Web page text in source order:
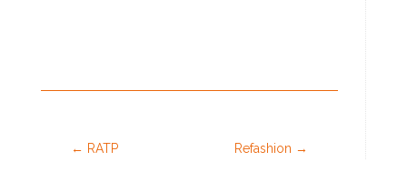
← RATP Refashion →